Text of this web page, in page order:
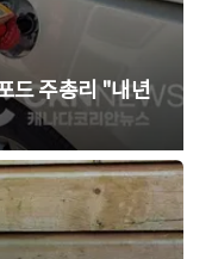
드 주총리 "내년